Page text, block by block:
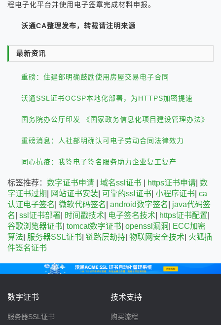
程电子化平台并使用电子签章完成材料申报。
沃通CA整理发布，转载请注明来源
最新资讯
重磅：住建部明确鼓励使用房屋交易电子合同
沃通SSL证书OCSP本地化部署，为HTTPS加密提速
国务院办公厅印发 《国家政务信息化项目建设管理办法》
重磅消息：人社部明确认可电子劳动合同法律效力
同心抗疫：我签电子签名服务助力企业复工复产
标签推荐：数字证书申请 |域名ssl证书 https证书申请 |数
字证书过期
网站证书安装 可靠的ssl证书 |小程序证书 |ca
认证电子签名 |微软代码签名 |android数字签名
java代码签
名 |ssl证书部署 时间戳技术 电子签名技术 https证书配置
谷歌浏览器证书 |tomcat数字证书 |openssl漏洞
ECC加密
算法 服务器SSL证书 |链路层劫持 |物联网安全技术 火狐插
件签名证书
数字证书
服务器SSL证书
技术支持
购买流程